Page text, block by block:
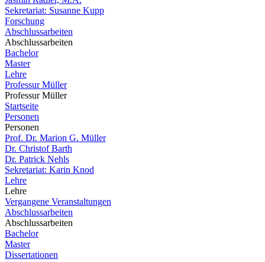
Sekretariat: Susanne Kupp
Forschung
Abschlussarbeiten
Abschlussarbeiten
Bachelor
Master
Lehre
Professur Müller
Professur Müller
Startseite
Personen
Personen
Prof. Dr. Marion G. Müller
Dr. Christof Barth
Dr. Patrick Nehls
Sekretariat: Karin Knod
Lehre
Lehre
Vergangene Veranstaltungen
Abschlussarbeiten
Abschlussarbeiten
Bachelor
Master
Dissertationen